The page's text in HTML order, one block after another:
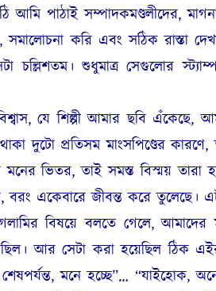
আমি পাঠাই সম্পাদকমণ্ডলীদের,
সমালোচনা করি এবং সঠিক রাস্তা
চল্লিশতম। শুধুমাত্র সেগুলোর
যে শিল্পী আমার ছবি এঁকেছে,
দুটো প্রতিসম মাংসপিণ্ডের
মনের ভিতর, তাই সমস্ত বিস্ময় তারা
বরং একেবারে জীবন্ত করে তুলেছে।
বিষয়ে বলতে গেলে,
আর সেটা করা হয়েছিল ঠিক
মনে হচ্ছে”…